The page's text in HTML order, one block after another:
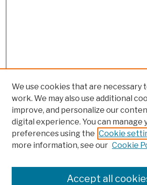
Search
We use cookies that are necessary
work. We may also use additional
improve, and personalize our
digital experience. You can manage
preferences using the Cookie
more information, see our Cookie
Accept all